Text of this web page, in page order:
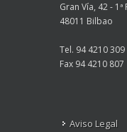
Gran Vía, 42 - 1ª
48011 Bilbao
Tel. 94 4210 309
Fax 94 4210 807
Aviso Legal